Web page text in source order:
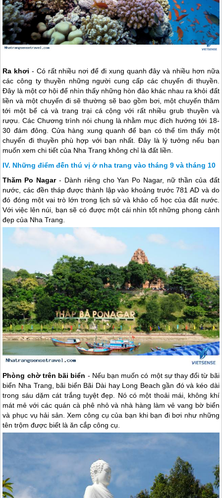
Ra khơi- Có rất nhiều nơi để đi xung quanh đây và nhiều hơn nữa
các công ty thuyền những người cung cấp các chuyến đi thuyền.
Đây là một cơ hội để nhìn thấy những hòn đảo khác nhau ra khỏi đất
liền và một chuyến đi sẽ thường sẽ bao gồm bơi, một chuyến thăm
tới một bể cá và trang trại cá cộng với rất nhiều grub thuyền và
rượu. Các Chương trình nói chung là nhằm mục đích hướng tới 18-
30 đám đông. Cửa hàng xung quanh để bạn có thể tìm thấy một
chuyến đi thuyền phù hợp với bạn nhất. Đây là lý tưởng nếu bạn
muốn xem chi tiết của Nha Trang không chỉ là đất liền.
Những điểm đến thú vị ở nha trang vào tháng 9 và tháng 10
Thăm Po Nagar- Dành riêng cho Yan Po Nagar, nữ thần của đất
nước, các đền tháp được thành lập vào khoảng trước 781 AD và do
đó đóng một vai trò lớn trong lịch sử và khảo cổ học của đất nước.
Với việc lên núi, bạn sẽ có được một cái nhìn tốt những phong cảnh
đẹp của Nha Trang
Phòng chờ trên bãi biển - Nếu bạn muốn có một sự thay đổi từ bãi
biển Nha Trang , bãi biển Bãi Dài hay Long Beach gần đó và kéo dài
trong sáu dặm cát trắng tuyệt đẹp. Nó có một thoải mái, không khí
mát mẻ với các quán cà phê nhỏ và nhà hàng làm vẻ vang bờ biển
và phục vụ hải sản. Xem công cụ của bạn khi bạn đi bơi như những
tên trộm được biết là ăn cắp công cụ.